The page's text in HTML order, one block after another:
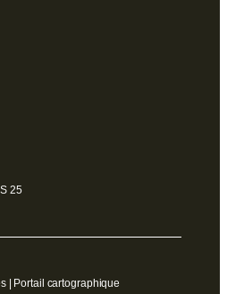
25
| Portail cartographique